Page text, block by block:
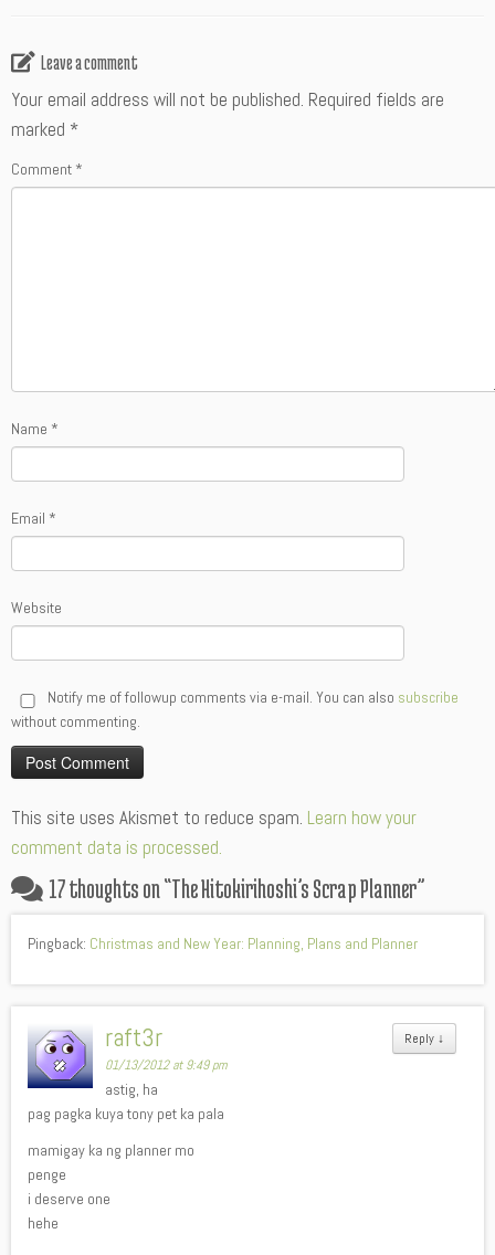
Leave a comment
Your email address will not be published. Required fields are
marked *
Comment *
Name *
Email *
Website
Notify me of followup comments via e-mail. You can also subscribe
without commenting.
This site uses Akismet to reduce spam. Learn how your
comment data is processed.
17 thoughts on “The Hitokirihoshi’s Scrap Planner”
Pingback: Christmas and New Year: Planning, Plans and Planner
Reply ↓
raft3r
01/13/2012 at 9:49 pm
astig, ha
pag pagka kuya tony pet ka pala
mamigay ka ng planner mo
penge
i deserve one
hehe